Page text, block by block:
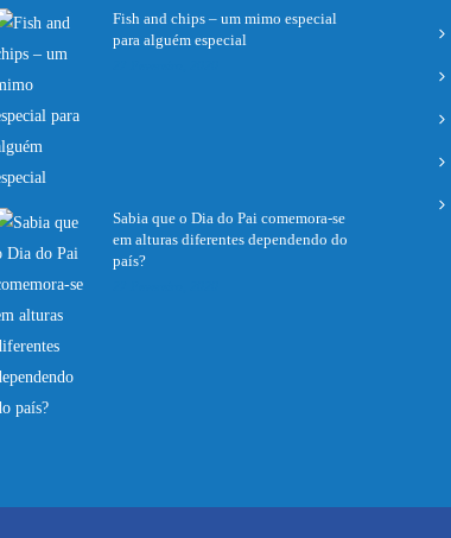
Fish and chips – um mimo especial
para alguém especial
Sabia que o Dia do Pai comemora-se
em alturas diferentes dependendo do
país?